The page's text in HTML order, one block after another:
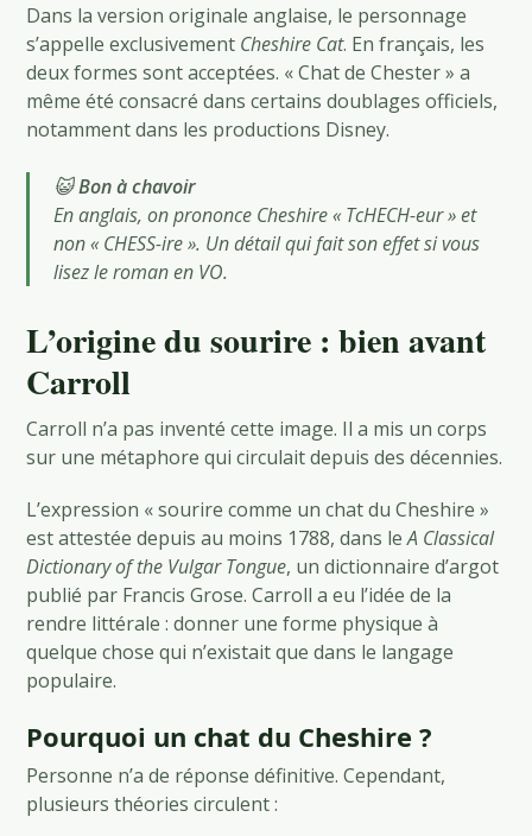
Dans la version originale anglaise, le personnage
s’appelle exclusivement Cheshire Cat. En français, les
deux formes sont acceptées. « Chat de Chester » a
même été consacré dans certains doublages officiels,
notamment dans les productions Disney.
😺Bon à chavoir
En anglais, on prononce Cheshire « TcHECH-eur » et
non « CHESS-ire ». Un détail qui fait son effet si vous
lisez le roman en VO.
L’origine du sourire : bien avant
Carroll
Carroll n’a pas inventé cette image. Il a mis un corps
sur une métaphore qui circulait depuis des décennies.
L’expression « sourire comme un chat du Cheshire »
est attestée depuis au moins 1788, dans leA Classical
Dictionary of the Vulgar Tongue, un dictionnaire d’argot
publié par Francis Grose. Carroll a eu l’idée de la
rendre littérale : donner une forme physique à
quelque chose qui n’existait que dans le langage
populaire.
Pourquoi un chat du Cheshire ?
Personne n’a de réponse définitive. Cependant,
plusieurs théories circulent :